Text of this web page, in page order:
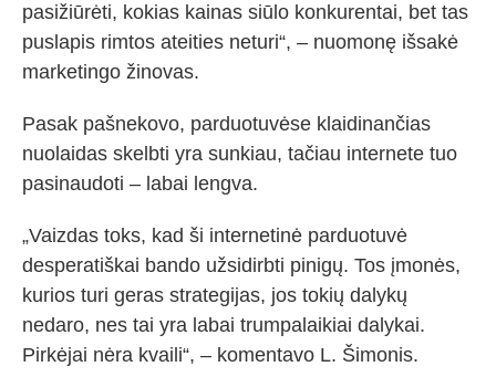
pasižiūrėti, kokias kainas siūlo konkurentai, bet tas
puslapis rimtos ateities neturi“, – nuomonę išsakė
marketingo žinovas.
Pasak pašnekovo, parduotuvėse klaidinančias
nuolaidas skelbti yra sunkiau, tačiau internete tuo
pasinaudoti – labai lengva.
„Vaizdas toks, kad ši internetinė parduotuvė
desperatiškai bando užsidirbti pinigų. Tos įmonės,
kurios turi geras strategijas, jos tokių dalykų
nedaro, nes tai yra labai trumpalaikiai dalykai.
Pirkėjai nėra kvaili“, – komentavo L. Šimonis.